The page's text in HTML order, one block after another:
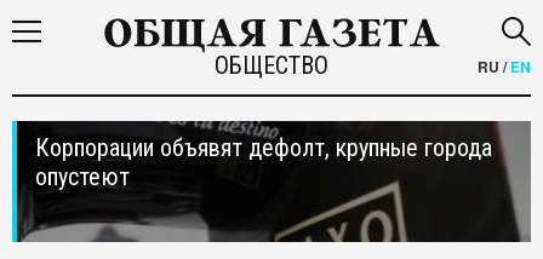
ОБЩЕСТВО RU /EN
Корпорации объявят дефолт, крупные города
опустеют